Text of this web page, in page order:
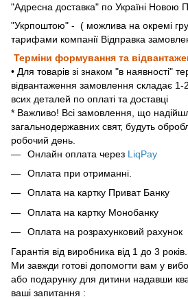
"Адресна доставка" по Україні Новою
"Укрпоштою" - ( можлива на окремі
тарифами компанії Відправка
Терміни формування та
• Для товарів зі знаком "в наявності"
відвантаження замовлення складає 1-
всих деталей по оплаті та доставці
* Важливо! Всі замовлення, що
загальнодержавних свят, будуть
робочий день.
Онлайн оплата через LiqPay
Оплата при отриманні.
Оплата на картку Приват Банку
Оплата на картку Монобанку
Оплата на розрахунковий рахунок
Гарантія від виробника від 1 до 3 років.
Ми завжди готові допомогти вам у
або подарунку для дитини надавши
ваші запитання :